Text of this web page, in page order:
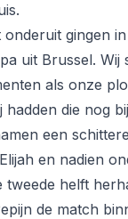
gingen
uit Brussel.
als onze
die nog
een
en nadien
helft
de match